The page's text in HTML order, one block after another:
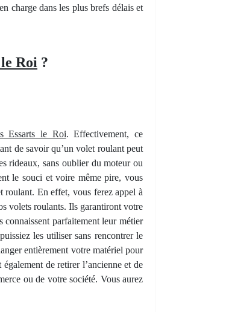
charge dans les plus brefs délais et
Roi ?
Essarts le Roi. Effectivement, ce
de savoir qu’un volet roulant peut
rideaux, sans oublier du moteur ou
le souci et voire même pire, vous
roulant. En effet, vous ferez appel à
volets roulants. Ils garantiront votre
parfaitement leur métier
les utiliser sans rencontrer le
entièrement votre matériel pour
de retirer l’ancienne et de
ou de votre société. Vous aurez